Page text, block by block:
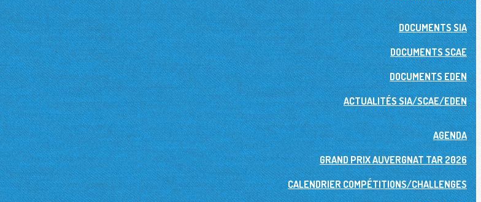
DOCUMENTS SIA
DOCUMENTS SCAE
DOCUMENTS EDEN
ACTUALITÉS SIA/SCAE/EDEN
AGENDA
GRAND PRIX AUVERGNAT TAR 2026
CALENDRIER COMPÉTITIONS/CHALLENGES